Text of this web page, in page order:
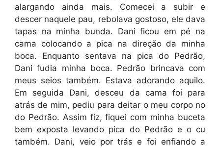
alargando ainda mais. Comecei a subir e
descer naquele pau, rebolava gostoso, ele dava
tapas na minha bunda. Dani ficou em pé na
cama colocando a pica na direção da minha
boca. Enquanto sentava na pica do Pedrão,
Dani fudia minha boca. Pedrão brincava com
meus seios também. Estava adorando aquilo.
Em seguida Dani, desceu da cama foi para
atrás de mim, pediu para deitar o meu corpo no
do Pedrão. Assim fiz, fiquei com minha buceta
bem exposta levando pica do Pedrão e o cu
também. Dani, veio por trás e foi enfiando a